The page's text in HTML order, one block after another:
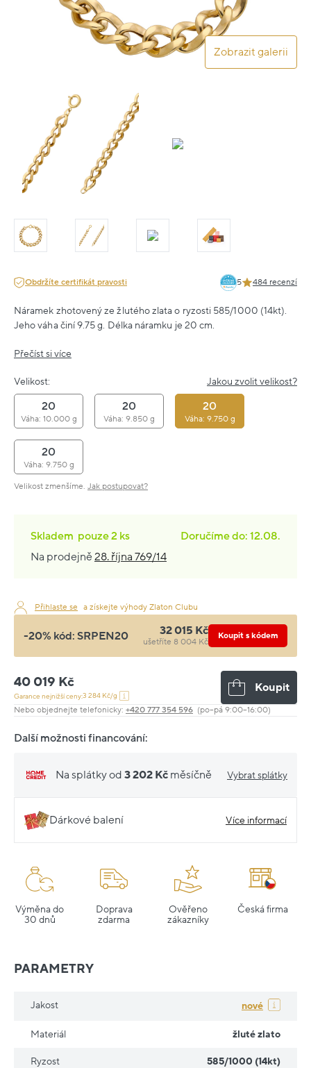
Zobrazit galerii
Obdržíte certifikát pravosti 5 484 recenzí
Náramek zhotovený ze žlutého zlata o ryzosti 585/1000 (14kt).
Jeho váha činí 9.75 g. Délka náramku je 20 cm.
Přečíst si více
Velikost: Jakou zvolit velikost?
20
Váha: 10.000 g
20
Váha: 9.850 g
20
Váha: 9.750 g
20
Váha: 9.750 g
Velikost zmenšíme. Jak postupovat?
Skladem pouze2 ks
Doručíme do: 12.08.
Na prodejně28. října 769/14
Přihlaste se a získejte výhody Zlaton Clubu
-20% kód: SRPEN20 32 015 Kč
ušetříte 8 004 Kč
Koupit s kódem
40 019 Kč
Garance nejnižší ceny:3 284 Kč/g
Koupit
Nebo objednejte telefonicky: +420 777 354 596 (po–pá 9:00–16:00)
Další možnosti financování:
Na splátky od 3 202 Kč měsíčně Vybrat splátky
Dárkové balení Více informací
Výměna do
30 dnů
Doprava
zdarma
Ověřeno
zákazníky
Česká firma
PARAMETRY
Jakost nové
Materiál žluté zlato
Ryzost 585/1000 (14kt)